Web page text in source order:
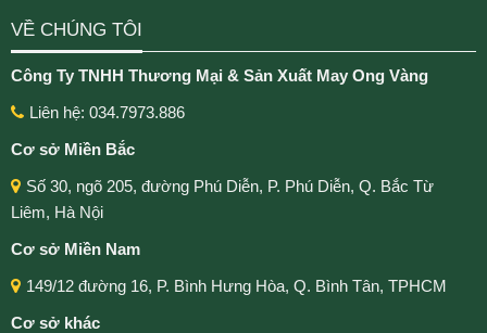
VỀ CHÚNG TÔI
Công Ty TNHH Thương Mại & Sản Xuất May Ong Vàng
Liên hệ: 034.7973.886
Cơ sở Miền Bắc
Số 30, ngõ 205, đường Phú Diễn, P. Phú Diễn, Q. Bắc Từ
Liêm, Hà Nội
Cơ sở Miền Nam
149/12 đường 16, P. Bình Hưng Hòa, Q. Bình Tân, TPHCM
Cơ sở khác